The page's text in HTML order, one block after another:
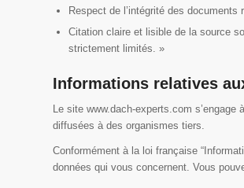
Respect de l’intégrité des
Citation claire et lisible de la source
strictement limités. »
Informations relatives
Le site www.dach-experts.com
diffusées à des organismes tiers.
Conformément à la loi française
données qui vous concernent. Vous